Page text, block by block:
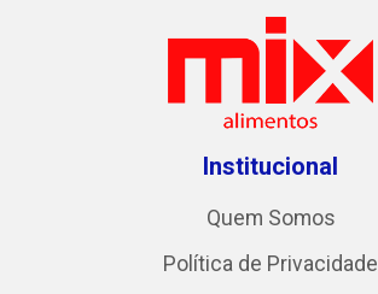
Institucional
Quem Somos
Política de Privacidade